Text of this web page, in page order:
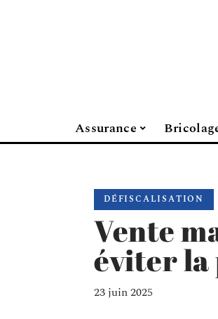
Assurance
DÉFISCALISATION
Vente
éviter la
23 juin 2025